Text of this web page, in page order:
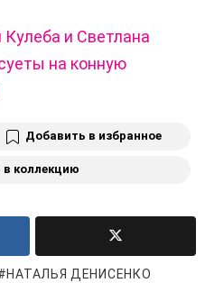
и Светлана
на конную
Добавить в избранное
коллекцию
НАТАЛЬЯ ДЕНИСЕНКО